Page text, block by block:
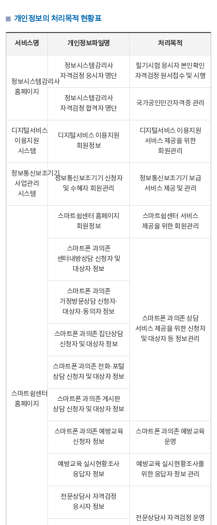
개인정보의 처리목적 현황표
서비스명 개인정보파일명 처리목적
정보시스템감리사
홈페이지
정보시스템감리사
자격검정 응시자 명단
필기시험 응시자 본인확인
자격검정 원서접수 및 시행
정보시스템감리사
자격검정 합격자 명단
국가공인민간자격증 관리
디지털서비스
이용지원
시스템
디지털서비스 이용지원
회원정보
디지털서비스 이용지원
서비스 제공을 위한
회원관리
정보통신보조기기
사업관리
시스템
정보통신보조기기 신청자
및 수혜자 회원관리
정보통신보조기기 보급
서비스 제공 및 관리
스마트쉼센터
홈페이지
스마트쉼센터 홈페이지
회원정보
스마트쉼센터 서비스
제공을 위한 회원관리
스마트폰 과의존
센터내방상담 신청자 및
대상자 정보
스마트폰 과의존 상담
서비스 제공을 위한 신청자
및 대상자 등 정보관리
스마트폰 과의존
가정방문상담 신청자·
대상자·동의자 정보
스마트폰 과의존 집단상담
신청자 및 대상자 정보
스마트폰 과의존 전화·포털
상담 신청자 및 대상자 정보
스마트폰 과의존 게시판
상담 신청자 및 대상자 정보
스마트폰 과의존 예방교육
신청자 정보
스마트폰 과의존 예방교육
운영
예방교육 실시현황조사
응답자 정보
예방교육 실시현황조사를
위한 응답자 정보 관리
전문상담사 자격검정
응시자 정보
전문상담사 자격검정 운영